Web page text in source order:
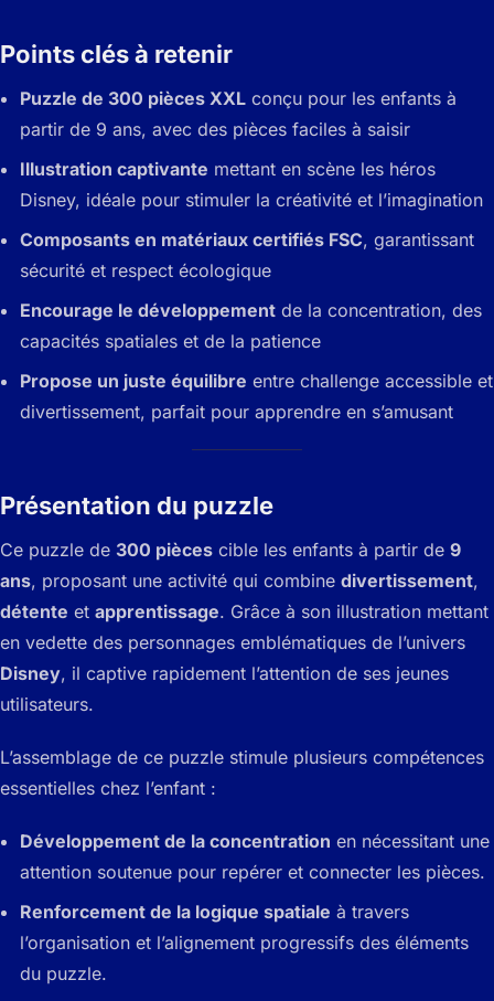
Points clés à retenir
Puzzle de 300 pièces XXL conçu pour les enfants à
partir de 9 ans, avec des pièces faciles à saisir
Illustration captivante mettant en scène les héros
Disney, idéale pour stimuler la créativité et l’imagination
Composants en matériaux certifiés FSC, garantissant
sécurité et respect écologique
Encourage le développement de la concentration, des
capacités spatiales et de la patience
Propose un juste équilibre entre challenge accessible et
divertissement, parfait pour apprendre en s’amusant
Présentation du puzzle
Ce puzzle de 300 pièces cible les enfants à partir de 9
ans, proposant une activité qui combine divertissement,
détente et apprentissage. Grâce à son illustration mettant
en vedette des personnages emblématiques de l’univers
Disney, il captive rapidement l’attention de ses jeunes
utilisateurs.
L’assemblage de ce puzzle stimule plusieurs compétences
essentielles chez l’enfant :
Développement de la concentration en nécessitant une
attention soutenue pour repérer et connecter les pièces.
Renforcement de la logique spatiale à travers
l’organisation et l’alignement progressifs des éléments
du puzzle.